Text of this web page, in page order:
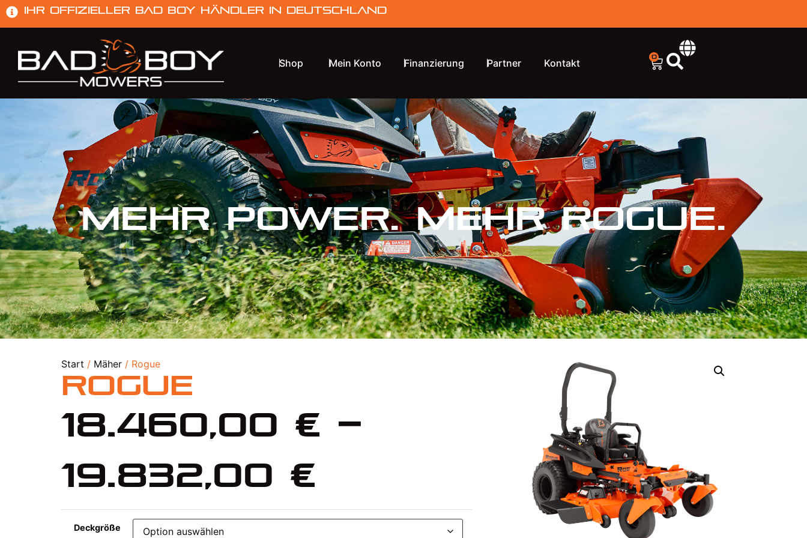
Ihr offizieller Bad Boy Händler in Deutschland
Shop Mein Konto Finanzierung Partner Kontakt
0
MEHR POWER. MEHR ROGUE.
Start / Mäher / Rogue
Rogue
18.460,00 € –
19.832,00 €
Deckgröße